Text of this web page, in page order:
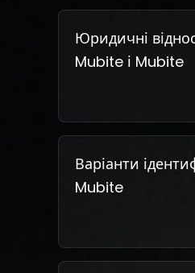
Юридичні
Mubite і Mubite
Варіанти
Mubite